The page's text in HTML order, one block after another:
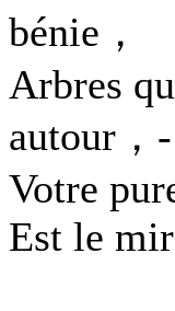
bénie，
Arbres
autour，-
Votre
Est le